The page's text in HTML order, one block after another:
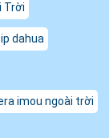
Trời
dahua
imou ngoài trời